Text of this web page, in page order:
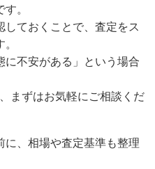
。
ておくことで、査定をス
に不安がある」という場合
まずはお気軽にご相談くだ
に、相場や査定基準も整理